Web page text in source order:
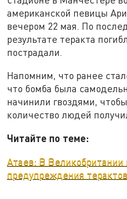
американской певицы
вечером 22 мая. По
результате теракта
пострадали.
Напомним, что ранее
что бомба была
начинили гвоздями,
количество людей
Читайте по теме:
Атаев: В
предупреждения терактов